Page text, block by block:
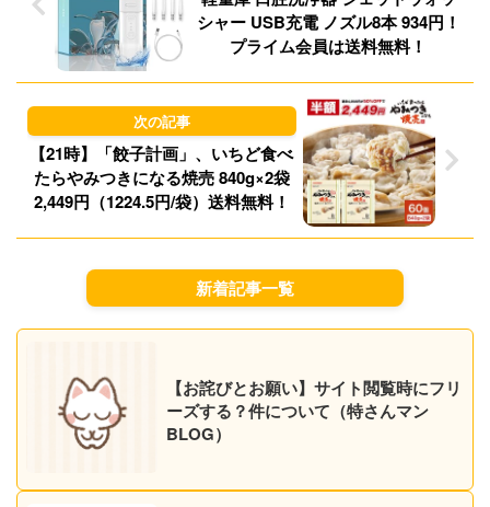
シャー USB充電 ノズル8本 934円！
プライム会員は送料無料！
【21時】「餃子計画」、いちど食べ
たらやみつきになる焼売 840g×2袋
2,449円（1224.5円/袋）送料無料！
新着記事一覧
【お詫びとお願い】サイト閲覧時にフリ
ーズする？件について（特さんマン
BLOG）